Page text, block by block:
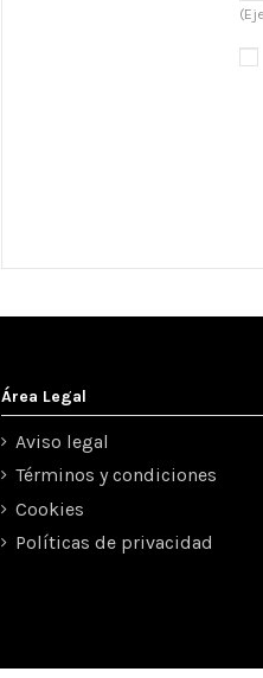
Área Legal
Aviso legal
Términos y condiciones
Cookies
Políticas de privacidad